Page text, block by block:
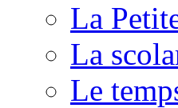
La
La
Le